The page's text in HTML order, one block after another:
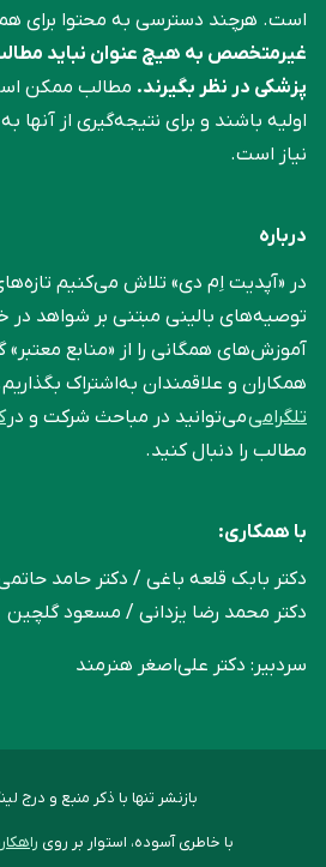
است. هرچند دسترسی به محتوا برای
غیرمتخصص به هیچ عنوان نباید
پزشکی در نظر بگیرند. مطالب ممکن
اولیه باشند و برای نتیجه‌گیری از
نیاز است.
درباره
در «آپدیت اِم دی» تلاش می‌کنیم
توصیه‌های بالینی مبتنی بر شواهد در
آموزش‌های همگانی را از «منابع معتبر»
همکاران و علاقمندان به‌اشتراک
تلگرامیمی‌توانید در مباحث شرکت و در
مطالب را دنبال کنید.
با همکاری:
دکتر بابک قلعه‌ باغی / دکتر حامد
دکتر محمد رضا یزدانی / مسعود گلچین
سردبیر: دکتر علی‌اصغر هنرمند
بازنشر تنها با ذکر منبع و درج
با خاطری آسوده، استوار بر روی